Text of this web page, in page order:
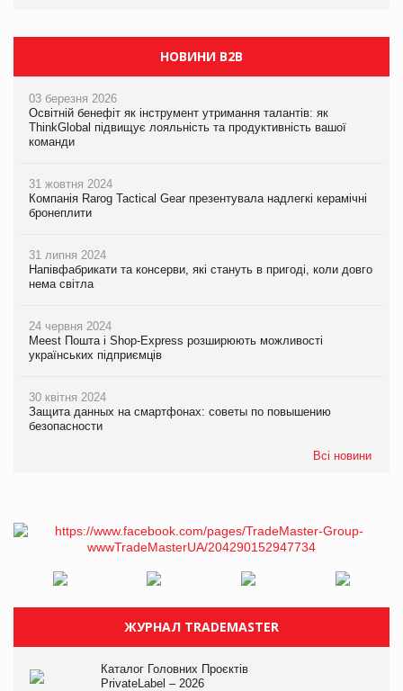
НОВИНИ B2B
03 березня 2026
Освітній бенефіт як інструмент утримання талантів: як
ThinkGlobal підвищує лояльність та продуктивність вашої
команди
31 жовтня 2024
Компанія Rarog Tactical Gear презентувала надлегкі керамічні
бронеплити
31 липня 2024
Напівфабрикати та консерви, які стануть в пригоді, коли довго
нема світла
24 червня 2024
Meest Пошта і Shop-Express розширюють можливості
українських підприємців
30 квітня 2024
Защита данных на смартфонах: советы по повышению
безопасности
Всі новини
ЖУРНАЛ TRADEMASTER
Каталог Головних Проєктів
PrivateLabel – 2026